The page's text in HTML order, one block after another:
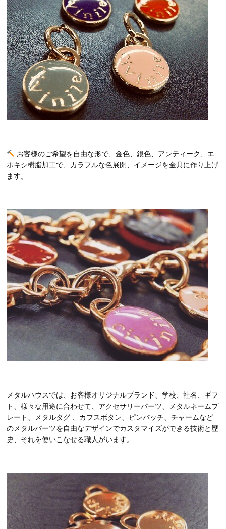
お客様のご希望を自由な形で、金色、銀色、アンティーク、エ
ポキシ樹脂加工で、カラフルな色展開、イメージを金具に作り上げ
ます。
メタルハウスでは、お客様オリジナルブランド、学校、社名、ギフ
ト、様々な用途に合わせて、アクセサリーパーツ、メタルネームプ
レート、メタルタグ 、カフスボタン、ピンバッチ、チャームなど
のメタルパーツを自由なデザインでカスタマイズができる技術と歴
史、それを使いこなせる職人がいます。